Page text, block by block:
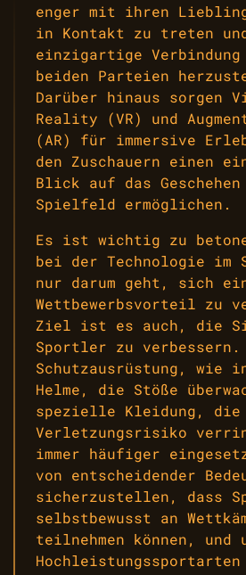
enger mit ihren
in Kontakt zu treten
einzigartige Verbindung
beiden Parteien
Darüber hinaus sorgen
Reality (VR) und
(AR) für immersive
den Zuschauern einen
Blick auf das Geschehen
Spielfeld ermöglichen.
Es ist wichtig zu
bei der Technologie im
nur darum geht, sich
Wettbewerbsvorteil zu
Ziel ist es auch, die
Sportler zu verbessern.
Schutzausrüstung, wie
Helme, die Stöße
spezielle Kleidung, die
Verletzungsrisiko
immer häufiger
von entscheidender
sicherzustellen, dass
selbstbewusst an
teilnehmen können, und
Hochleistungssportarten